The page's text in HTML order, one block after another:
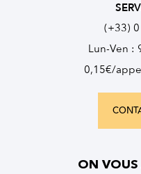
(+33)
Lun-Ven :
0,15€/
ON VOUS